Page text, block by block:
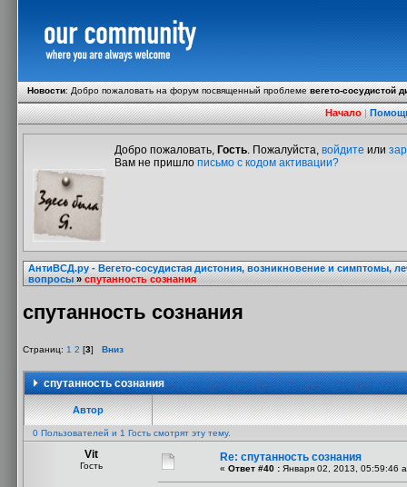
Новости:Добро пожаловать на форум посвященный проблемевегето-сосудистой
Начало|
Добро пожаловать, Гость. Пожалуйста, войдите или
Вам не пришло письмо с кодом активации?
АнтиВСД.ру - Вегето-сосудистая дистония, возникновение и симптомы,
вопросы»спутанность сознания
спутанность сознания
Страниц: 1 2 [3] Вниз
спутанность сознания
Автор
0 Пользователей и 1 Гость смотрят эту тему.
Vit
Гость
Re: спутанность сознания
« Ответ #40 : Января 02, 2013, 05:59:46